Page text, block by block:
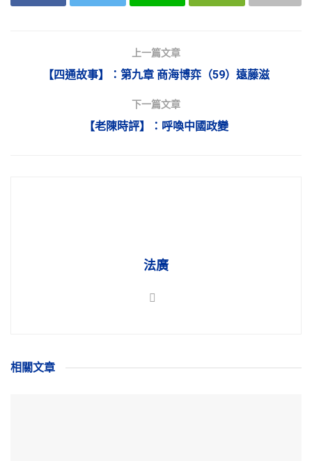
上一篇文章
【四通故事】：第九章 商海博弈（59）遠藤滋
下一篇文章
【老陳時評】：呼喚中國政變
法廣
相關文章